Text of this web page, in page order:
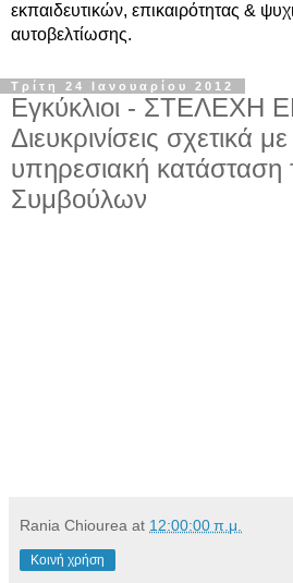
εκπαιδευτικών, επικαιρότητας &
αυτοβελτίωσης.
Τρίτη 24 Ιανουαρίου 2012
Εγκύκλιοι - ΣΤΕΛΕΧΗ
Διευκρινίσεις σχετικά
υπηρεσιακή κατάσταση
Συμβούλων
Rania Chiourea at 12:00:00 π.μ.
Κοινή χρήση